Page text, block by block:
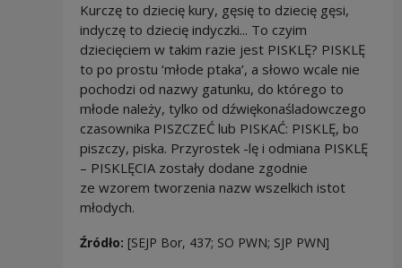
Kurczę to dziecię kury, gęsię to dziecię gęsi,
indyczę to dziecię indyczki... To czyim
dziecięciem w takim razie jest PISKLĘ? PISKLĘ
to po prostu ‘młode ptaka’, a słowo wcale nie
pochodzi od nazwy gatunku, do którego to
młode należy, tylko od dźwiękonaśladowczego
czasownika PISZCZEĆ lub PISKAĆ: PISKLĘ, bo
piszczy, piska. Przyrostek -lę i odmiana PISKLĘ
– PISKLĘCIA zostały dodane zgodnie
ze wzorem tworzenia nazw wszelkich istot
młodych.
Źródło: [SEJP Bor, 437; SO PWN; SJP PWN]